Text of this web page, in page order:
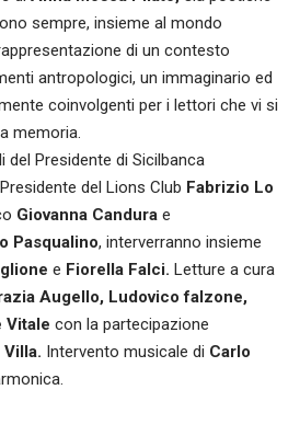
sempre, insieme al mondo
di un contesto
antropologici, un immaginario ed
coinvolgenti per i lettori che vi si
memoria.
Presidente di Sicilbanca
del Lions Club Fabrizio Lo
Giovanna Candura e
Pasqualino, interverranno insieme
e Fiorella Falci. Letture a cura
Augello, Ludovico falzone,
Vitale con la partecipazione
Intervento musicale di Carlo